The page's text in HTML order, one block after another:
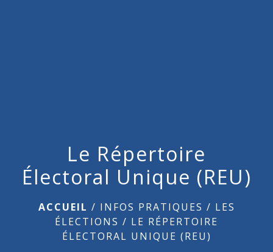
Le Répertoire
Électoral Unique (REU)
ACCUEIL / INFOS PRATIQUES / LES
ÉLECTIONS / LE RÉPERTOIRE
ÉLECTORAL UNIQUE (REU)